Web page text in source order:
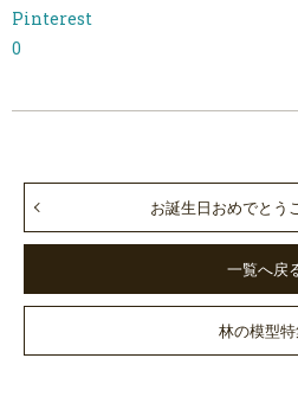
Pinterest
0
お誕生日おめでとう
一覧へ戻
林の模型